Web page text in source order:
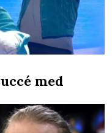
med